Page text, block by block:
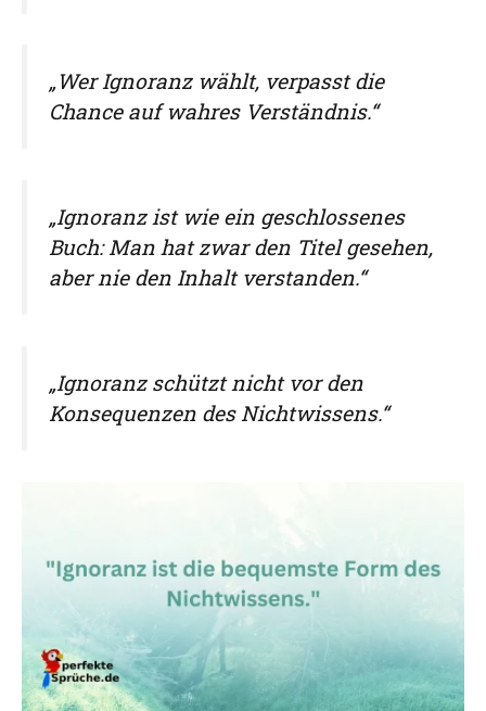
„Wer Ignoranz wählt, verpasst die
Chance auf wahres Verständnis.“
„Ignoranz ist wie ein geschlossenes
Buch: Man hat zwar den Titel gesehen,
aber nie den Inhalt verstanden.“
„Ignoranz schützt nicht vor den
Konsequenzen des Nichtwissens.“